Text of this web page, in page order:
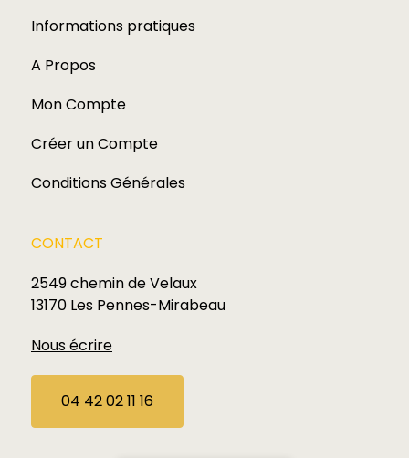
Informations pratiques
A Propos
Mon Compte
Créer un Compte
Conditions Générales
CONTACT
2549 chemin de Velaux
13170 Les Pennes-Mirabeau
Nous écrire
04 42 02 11 16